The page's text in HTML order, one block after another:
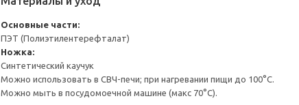
Основные части:
ПЭТ (Полиэтилентерефталат)
Ножка:
Синтетический каучук
Можно использовать в СВЧ-печи; при нагревании пищи до 100°C.
Можно мыть в посудомоечной машине (макс 70°С).